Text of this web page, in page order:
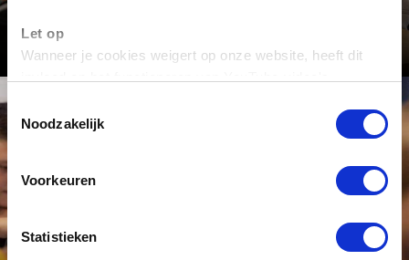
Let op
Wanneer je cookies weigert op onze website, heeft dit
Toestemmingsselectie
Noodzakelijk
Voorkeuren
Statistieken
Persoonlijk